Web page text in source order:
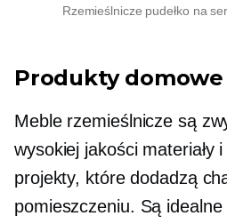
Rzemieślnicze pudełko na
Produkty
Meble rzemieślnicze są
wysokiej jakościmateriały
projekty, które dodadzą
pomieszczeniu. Są